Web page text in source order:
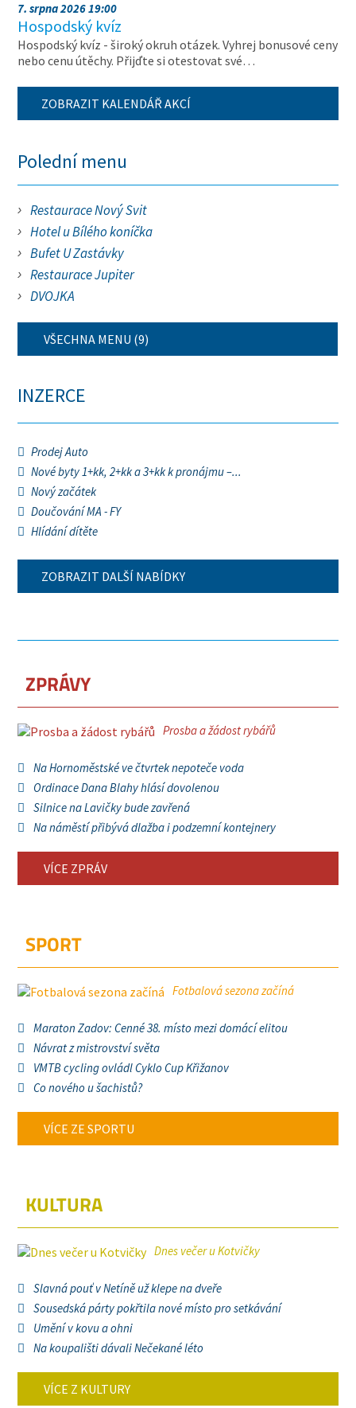
7. srpna 2026 19:00
Hospodský kvíz
Hospodský kvíz - široký okruh otázek. Vyhrej bonusové ceny
nebo cenu útěchy. Přijďte si otestovat své…
ZOBRAZIT KALENDÁŘ AKCÍ
Polední menu
Restaurace Nový Svit
Hotel u Bílého koníčka
Bufet U Zastávky
Restaurace Jupiter
DVOJKA
VŠECHNA MENU (9)
INZERCE
Prodej Auto
Nové byty 1+kk, 2+kk a 3+kk k pronájmu –...
Nový začátek
Doučování MA - FY
Hlídání dítěte
ZOBRAZIT DALŠÍ NABÍDKY
ZPRÁVY
Prosba a žádost rybářů
Na Hornoměstské ve čtvrtek nepoteče voda
Ordinace Dana Blahy hlásí dovolenou
Silnice na Lavičky bude zavřená
Na náměstí přibývá dlažba i podzemní kontejnery
VÍCE ZPRÁV
SPORT
Fotbalová sezona začíná
Maraton Zadov: Cenné 38. místo mezi domácí elitou
Návrat z mistrovství světa
VMTB cycling ovládl Cyklo Cup Křižanov
Co nového u šachistů?
VÍCE ZE SPORTU
KULTURA
Dnes večer u Kotvičky
Slavná pouť v Netíně už klepe na dveře
Sousedská párty pokřtila nové místo pro setkávání
Umění v kovu a ohni
Na koupališti dávali Nečekané léto
VÍCE Z KULTURY